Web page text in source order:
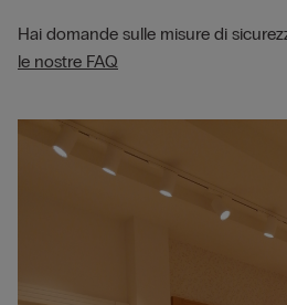
Hai domande sulle misure di
le nostre FAQ